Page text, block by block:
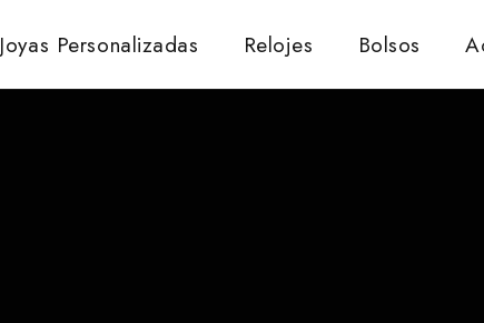
Joyas Personalizadas Relojes Bolsos